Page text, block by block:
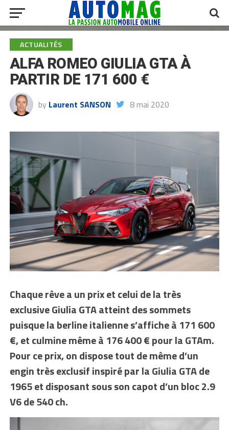
ACTUALITÉS
ALFA ROMEO GIULIA GTA À
PARTIR DE 171 600 €
by Laurent SANSON 8 mai 2020
Chaque rêve a un prix et celui de la très
exclusive Giulia GTA atteint des sommets
puisque la berline italienne s’affiche à 171 600
€, et culmine même à 176 400 € pour la GTAm.
Pour ce prix, on dispose tout de même d’un
engin très exclusif inspiré par la Giulia GTA de
1965 et disposant sous son capot d’un bloc 2.9
V6 de 540 ch.